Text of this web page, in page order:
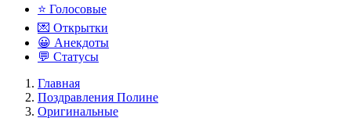
⭐ Голосовые
💌 Открытки
😀 Анекдоты
💬 Статусы
Главная
Поздравления Полине
Оригинальные